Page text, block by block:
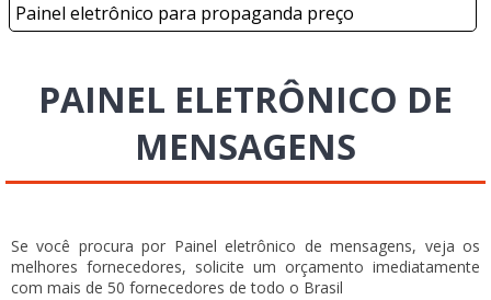
Painel eletrônico para propaganda preço
PAINEL ELETRÔNICO DE
MENSAGENS
Se você procura por Painel eletrônico de mensagens, veja os
melhores fornecedores, solicite um orçamento imediatamente
com mais de 50 fornecedores de todo o Brasil